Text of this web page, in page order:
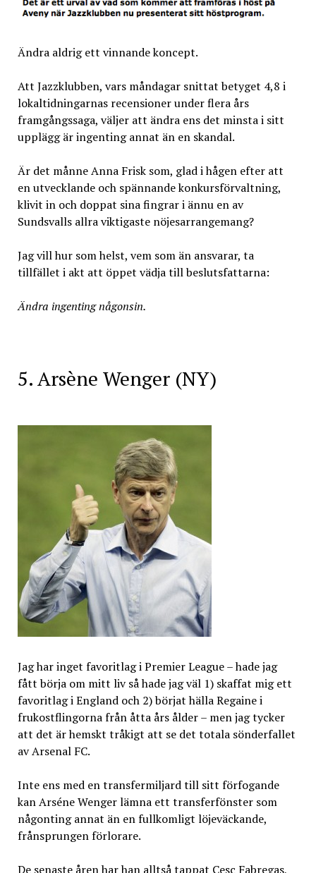
Ändra aldrig ett vinnande koncept.
Att Jazzklubben, vars måndagar snittat betyget 4,8 i
lokaltidningarnas recensioner under flera års
framgångssaga, väljer att ändra ens det minsta i sitt
upplägg är ingenting annat än en skandal.
Är det månne Anna Frisk som, glad i hågen efter att
en utvecklande och spännande konkursförvaltning,
klivit in och doppat sina fingrar i ännu en av
Sundsvalls allra viktigaste nöjesarrangemang?
Jag vill hur som helst, vem som än ansvarar, ta
tillfället i akt att öppet vädja till beslutsfattarna:
Ändra ingenting någonsin.
5. Arsène Wenger (NY)
Jag har inget favoritlag i Premier League – hade jag
fått börja om mitt liv så hade jag väl 1) skaffat mig ett
favoritlag i England och 2) börjat hälla Regaine i
frukostflingorna från åtta års ålder – men jag tycker
att det är hemskt tråkigt att se det totala sönderfallet
av Arsenal FC.
Inte ens med en transfermiljard till sitt förfogande
kan Arséne Wenger lämna ett transferfönster som
någonting annat än en fullkomligt löjeväckande,
frånsprungen förlorare.
De senaste åren har han alltså tappat Cesc Fabregas,